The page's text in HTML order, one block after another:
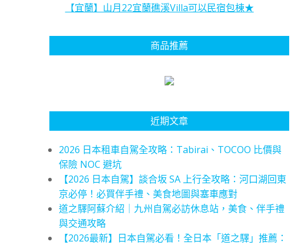
【宜蘭】山月22宜蘭礁溪Villa可以民宿包棟★
商品推薦
近期文章
2026 日本租車自駕全攻略：Tabirai、TOCOO 比價與
保險 NOC 避坑
【2026 日本自駕】談合坂 SA 上行全攻略：河口湖回東
京必停！必買伴手禮、美食地圖與塞車應對
道之驛阿蘇介紹｜九州自駕必訪休息站，美食、伴手禮
與交通攻略
【2026最新】日本自駕必看！全日本「道之驛」推薦：